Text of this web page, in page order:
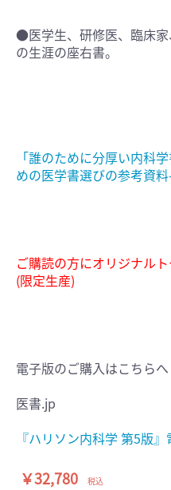
●医学生、研修医、臨床
の生涯の座右書。
「誰のために分厚い内科
めの医学書選びの参考資
ご購読の方にオリジナル
(限定生産)
電子版のご購入はこちらへ
医書.jp
『ハリソン内科学 第5版
￥32,780 税込